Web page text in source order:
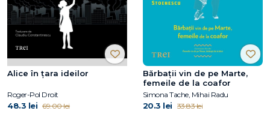
Alice în țara ideilor
Roger-Pol Droit
48.3 lei 69.00 lei
Bărbaţii vin de pe Marte,
femeile de la coafor
Simona Tache, Mihai Radu
20.3 lei 33.83 lei